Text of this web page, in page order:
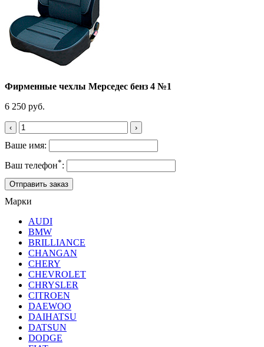
Фирменные чехлы Мерседес бенз 4 №1
6 250 руб.
‹ ›
Ваше имя:
Ваш телефон*:
Марки
AUDI
BMW
BRILLIANCE
CHANGAN
CHERY
CHEVROLET
CHRYSLER
CITROEN
DAEWOO
DAIHATSU
DATSUN
DODGE